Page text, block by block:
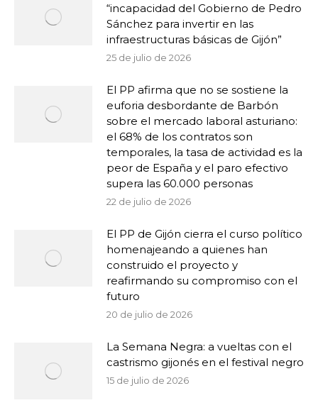
“incapacidad del Gobierno de Pedro
Sánchez para invertir en las
infraestructuras básicas de Gijón”
25 de julio de 2026
El PP afirma que no se sostiene la
euforia desbordante de Barbón
sobre el mercado laboral asturiano:
el 68% de los contratos son
temporales, la tasa de actividad es la
peor de España y el paro efectivo
supera las 60.000 personas
22 de julio de 2026
El PP de Gijón cierra el curso político
homenajeando a quienes han
construido el proyecto y
reafirmando su compromiso con el
futuro
20 de julio de 2026
La Semana Negra: a vueltas con el
castrismo gijonés en el festival negro
15 de julio de 2026